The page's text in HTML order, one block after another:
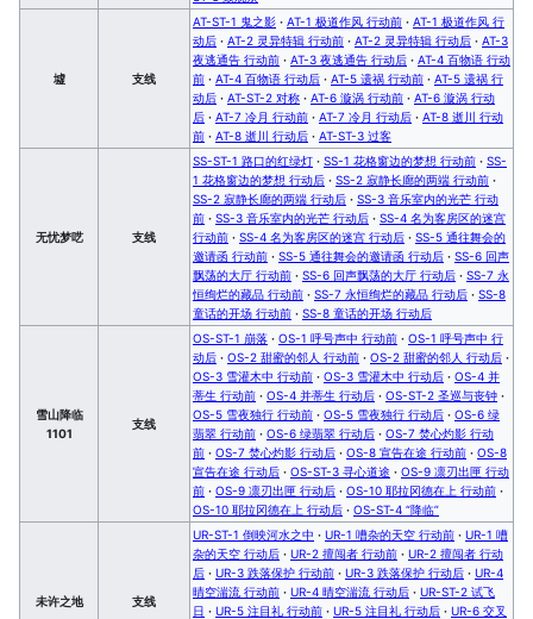
墟 支线
AT-ST-1 鬼之影 · AT-1 极道作风 行动前 · AT-1 极道作风 行
动后 · AT-2 灵异特辑 行动前 · AT-2 灵异特辑 行动后 · AT-3
夜逃通告 行动前 · AT-3 夜逃通告 行动后 · AT-4 百物语 行动
前 · AT-4 百物语 行动后 · AT-5 遗祸 行动前 · AT-5 遗祸 行
动后 · AT-ST-2 对称 · AT-6 漩涡 行动前 · AT-6 漩涡 行动
后 · AT-7 冷月 行动前 · AT-7 冷月 行动后 · AT-8 逝川 行动
前 · AT-8 逝川 行动后 · AT-ST-3 过客
无忧梦呓 支线
SS-ST-1 路口的红绿灯 · SS-1 花格窗边的梦想 行动前 · SS-
1 花格窗边的梦想 行动后 · SS-2 寂静长廊的两端 行动前 ·
SS-2 寂静长廊的两端 行动后 · SS-3 音乐室内的光芒 行动
前 · SS-3 音乐室内的光芒 行动后 · SS-4 名为客房区的迷宫
行动前 · SS-4 名为客房区的迷宫 行动后 · SS-5 通往舞会的
邀请函 行动前 · SS-5 通往舞会的邀请函 行动后 · SS-6 回声
飘荡的大厅 行动前 · SS-6 回声飘荡的大厅 行动后 · SS-7 永
恒绚烂的藏品 行动前 · SS-7 永恒绚烂的藏品 行动后 · SS-8
童话的开场 行动前 · SS-8 童话的开场 行动后
雪山降临
1101
支线
OS-ST-1 崩落 · OS-1 呼号声中 行动前 · OS-1 呼号声中 行
动后 · OS-2 甜蜜的邻人 行动前 · OS-2 甜蜜的邻人 行动后 ·
OS-3 雪灌木中 行动前 · OS-3 雪灌木中 行动后 · OS-4 并
蒂生 行动前 · OS-4 并蒂生 行动后 · OS-ST-2 圣巡与丧钟 ·
OS-5 雪夜独行 行动前 · OS-5 雪夜独行 行动后 · OS-6 绿
翡翠 行动前 · OS-6 绿翡翠 行动后 · OS-7 焚心灼影 行动
前 · OS-7 焚心灼影 行动后 · OS-8 宣告在途 行动前 · OS-8
宣告在途 行动后 · OS-ST-3 寻心道途 · OS-9 凛刃出匣 行动
前 · OS-9 凛刃出匣 行动后 · OS-10 耶拉冈德在上 行动前 ·
OS-10 耶拉冈德在上 行动后 · OS-ST-4 “降临”
未许之地 支线
UR-ST-1 倒映河水之中 · UR-1 嘈杂的天空 行动前 · UR-1 嘈
杂的天空 行动后 · UR-2 擅闯者 行动前 · UR-2 擅闯者 行动
后 · UR-3 跌落保护 行动前 · UR-3 跌落保护 行动后 · UR-4
晴空湍流 行动前 · UR-4 晴空湍流 行动后 · UR-ST-2 试飞
日 · UR-5 注目礼 行动前 · UR-5 注目礼 行动后 · UR-6 交叉